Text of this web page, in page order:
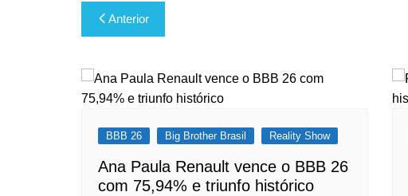
Navegação
de
Post
Anterior
BBB 26 Big Brother Brasil Reality Show
Ana Paula Renault vence o BBB 26
com 75,94% e triunfo histórico